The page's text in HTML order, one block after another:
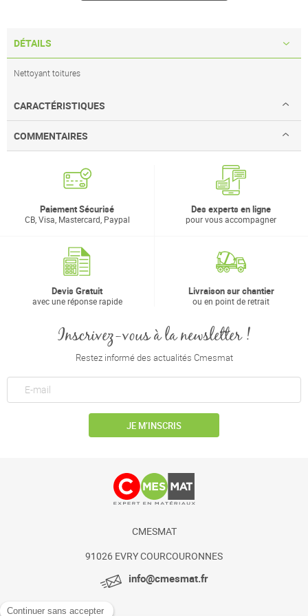
DÉTAILS
Nettoyant toitures
CARACTÉRISTIQUES
COMMENTAIRES
Paiement Sécurisé
CB, Visa, Mastercard, Paypal
Des experts en ligne
pour vous accompagner
Devis Gratuit
avec une réponse rapide
Livraison sur chantier
ou en point de retrait
Inscrivez-vous à la newsletter !
Restez informé des actualités Cmesmat
JE M’INSCRIS
CMESMAT
91026 EVRY COURCOURONNES
info@cmesmat.fr